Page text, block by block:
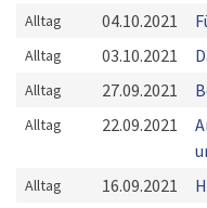
Alltag 04.10.2021
Alltag 03.10.2021
Alltag 27.09.2021
Alltag 22.09.2021
Alltag 16.09.2021